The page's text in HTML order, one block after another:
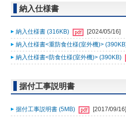
納入仕様書
納入仕様書 (316KB)
[2024/05/16]
納入仕様書<重防食仕様(室外機)>
納入仕様書<防食仕様(室外機)> (390KB)
据付工事説明書
据付工事説明書 (5MB) [2017/09/16]